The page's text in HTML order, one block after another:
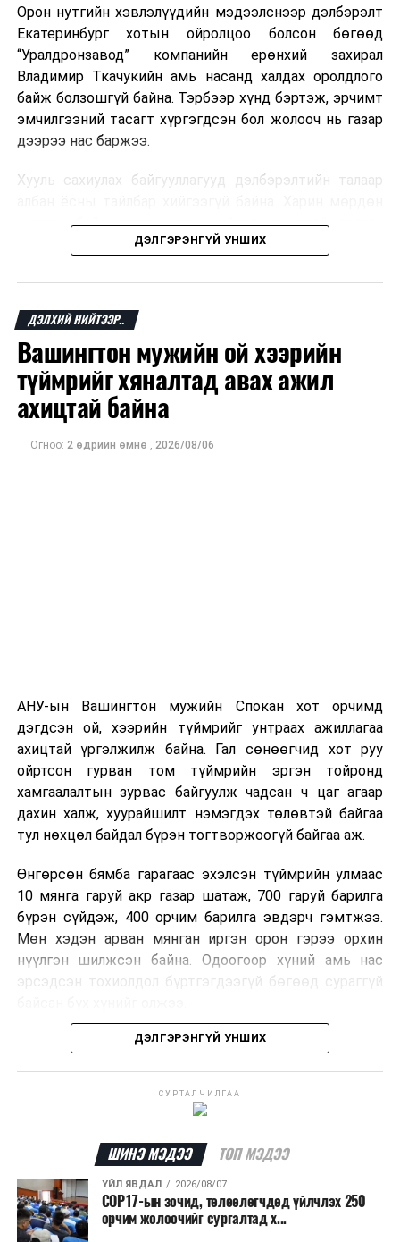
Мароккогийн хөдөлмөр эрхлэлтийн сайд мэдэгджээ.
Орон нутгийн хэвлэлүүдийн мэдээлснээр дэлбэрэлт
Екатеринбург хотын ойролцоо болсон бөгөөд
“Уралдронзавод” компанийн ерөнхий захирал
Владимир Ткачукийн амь насанд халдах оролдлого
байж болзошгүй байна. Тэрбээр хүнд бэртэж, эрчимт
эмчилгээний тасагт хүргэгдсэн бол жолооч нь газар
дээрээ нас баржээ.
Хууль сахиулах байгууллагууд дэлбэрэлтийн талаар
шалгах байгууллага олон нийтэд аюултай аргаар
хүний амь насанд халдахыг завдсан гэх үндэслэлээр
мэдээлжээ.
“Уралдронзавод” компани 2023 онд Екатеринбург
хотод байгуулагдсан бөгөөд нисгэгчгүй нисэх
төхөөрөмж үйлдвэрлэдэг аж. Тус компанийн 2025
оны орлого 6.2 тэрбум рубль, цэвэр ашиг нь 1.9
тэрбум рубльд хүрсэн гэж РБК мэдээлсэн байна.
Одоогоор дэлбэрэлтийн шалтгаан, хэрэгт холбоотой
ДЭЛГЭРЭНГҮЙ УНШИХ
ДЭЛХИЙ НИЙТЭЭР..
Вашингтон мужийн ой хээрийн
түймрийг хяналтад авах ажил
ахицтай байна
Огноо: 2 өдрийн өмнө , 2026/08/06
АНУ-ын Вашингтон мужийн Спокан хот орчимд
дэгдсэн ой, хээрийн түймрийг унтраах ажиллагаа
ахицтай үргэлжилж байна. Гал сөнөөгчид хот руу
ойртсон гурван том түймрийн эргэн тойронд
хамгаалалтын зурвас байгуулж чадсан ч цаг агаар
дахин халж, хуурайшилт нэмэгдэх төлөвтэй байгаа
тул нөхцөл байдал бүрэн тогтворжоогүй байгаа аж.
Өнгөрсөн бямба гарагаас эхэлсэн түймрийн улмаас
10 мянга гаруй акр газар шатаж, 700 гаруй барилга
бүрэн сүйдэж, 400 орчим барилга эвдэрч гэмтжээ.
Мөн хэдэн арван мянган иргэн орон гэрээ орхин
нүүлгэн шилжсэн байна. Одоогоор хүний амь нас
эрсэдсэн тохиолдол бүртгэгдээгүй бөгөөд сураггүй
Албаныхны мэдээлснээр түймрийн нэг голомтыг
шатаасан гэх үндэслэлээр эрүүгийн хэрэг үүсгэн
шалтгааныг үргэлжлүүлэн тогтоож байгаа бөгөөд
аянгын улмаас үүсээгүй гэж үзэж байгаа аж.
Одоогоор АНУ даяар 13 мужид 90 гаруй томоохон ой,
хээрийн түймэр идэвхтэй үргэлжилж байгаагийн
ДЭЛГЭРЭНГҮЙ УНШИХ
СУРТАЛЧИЛГАА
ШИНЭ МЭДЭЭ ТОП МЭДЭЭ
ҮЙЛ ЯВДАЛ 2026/08/07
COP17-ын зочид, төлөөлөгчдөд үйлчлэх 250
орчим жолоочийг сургалтад х...